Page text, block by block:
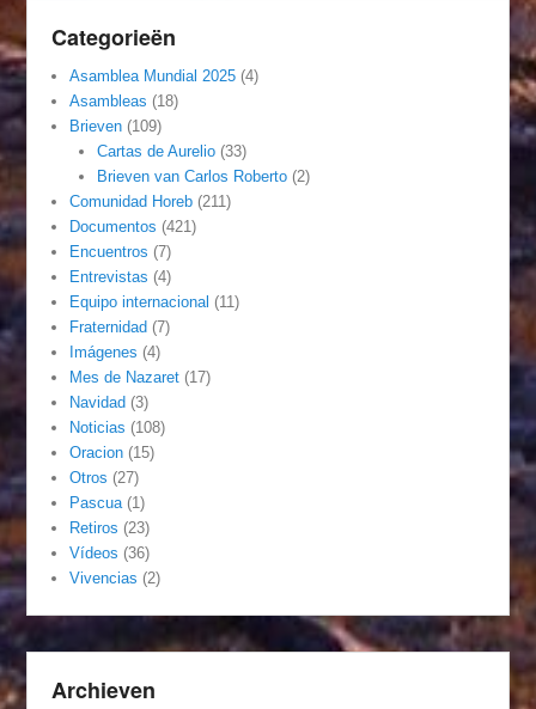
Categorieën
Asamblea Mundial 2025 (4)
Asambleas (18)
Brieven (109)
Cartas de Aurelio(33)
Brieven van Carlos Roberto(2)
Comunidad Horeb (211)
Documentos (421)
Encuentros (7)
Entrevistas (4)
Equipo internacional (11)
Fraternidad (7)
Imágenes (4)
Mes de Nazaret (17)
Navidad (3)
Noticias (108)
Oracion (15)
Otros (27)
Pascua (1)
Retiros (23)
Vídeos (36)
Vivencias (2)
Archieven